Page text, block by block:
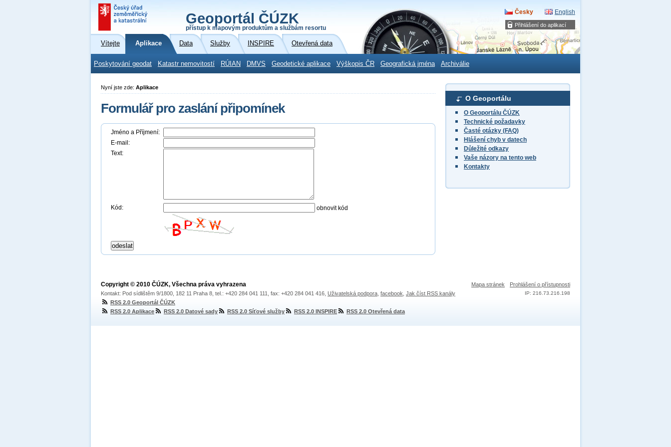
Přihlášení do aplikací
Geoportál ČÚZK
přístup k mapovým produktům a službám resortu
Česky English
Vítejte Aplikace Data Služby INSPIRE Otevřená data
Poskytování geodat Katastr nemovitostí RÚIAN DMVS Geodetické aplikace Výškopis ČR Geografická jména Archiválie
O Geoportálu
O Geoportálu ČÚZK
Technické požadavky
Časté otázky (FAQ)
Hlášení chyb v datech
Důležité odkazy
Vaše názory na tento web
Kontakty
Nyní jste zde: Aplikace
Formulář pro zaslání připomínek
Jméno a Příjmení:
E-mail:
Text:
Kód: obnovit kód
Mapa stránek Prohlášení o přístupnosti
IP: 216.73.216.198
Copyright © 2010 ČÚZK, Všechna práva vyhrazena
Kontakt: Pod sídlištěm 9/1800, 182 11 Praha 8, tel.: +420 284 041 111, fax: +420 284 041 416, Uživatelská podpora facebook Jak číst RSS kanály
RSS 2.0 Geoportál ČÚZK
RSS 2.0 Aplikace
RSS 2.0 Datové sady RSS 2.0 Síťové služby RSS 2.0 INSPIRE RSS 2.0 Otevřená data